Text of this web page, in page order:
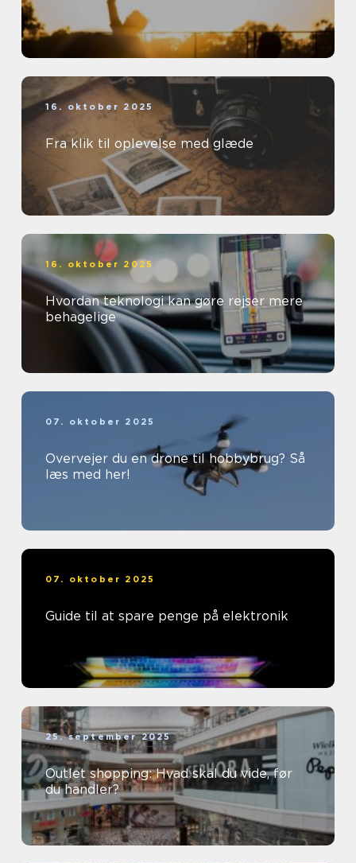
16. oktober 2025
Fra klik til oplevelse med glæde
16. oktober 2025
Hvordan teknologi kan gøre rejser mere
behagelige
07. oktober 2025
Overvejer du en drone til hobbybrug? Så
læs med her!
07. oktober 2025
Guide til at spare penge på elektronik
25. september 2025
Outlet shopping: Hvad skal du vide, før
du handler?